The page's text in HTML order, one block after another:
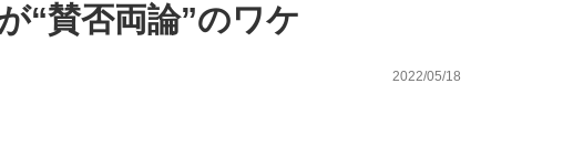
“賛否両論”のワケ
2022/05/18